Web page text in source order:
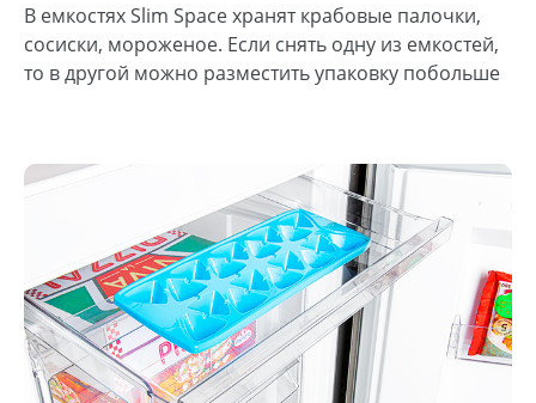
В емкостях Slim Space хранят крабовые палочки,
сосиски, мороженое. Если снять одну из емкостей,
то в другой можно разместить упаковку побольше